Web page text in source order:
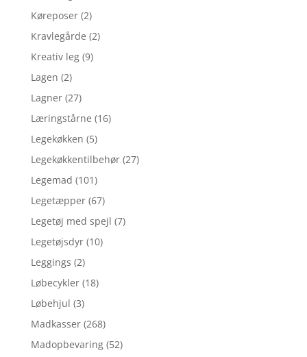
Køreposer (2)
Kravlegårde (2)
Kreativ leg (9)
Lagen (2)
Lagner (27)
Læringstårne (16)
Legekøkken (5)
Legekøkkentilbehør (27)
Legemad (101)
Legetæpper (67)
Legetøj med spejl (7)
Legetøjsdyr (10)
Leggings (2)
Løbecykler (18)
Løbehjul (3)
Madkasser (268)
Madopbevaring (52)